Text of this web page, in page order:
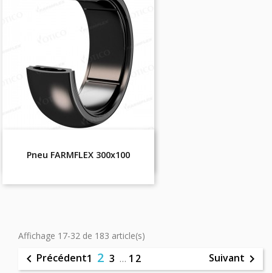
Pneu FARMFLEX 300x100
Affichage 17-32 de 183 article(s)
 Précédent1 2 3 … 12 Suivant 